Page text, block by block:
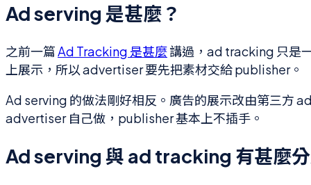
Ad serving 是甚麼？
之前一篇Ad Tracking 是甚麼講過，ad tracking 只是
上展示，所以 advertiser 要先把素材交給 publisher。
Ad serving 的做法剛好相反。廣告的展示改由第三方
advertiser 自己做，publisher 基本上不插手。
Ad serving 與 ad tracking 有甚麼